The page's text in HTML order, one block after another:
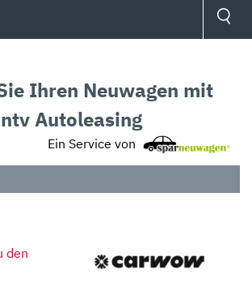
Ihren Neuwagen mit
ntv Autoleasing
Ein Service von
den